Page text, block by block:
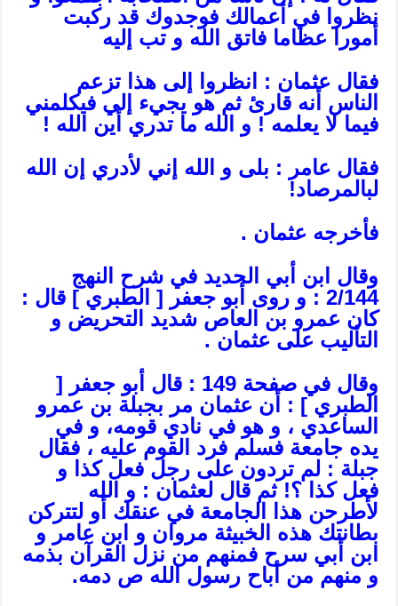
نظروا في أعمالك فوجدوك قد ركبت
أمورا عظاما فاتق الله و تب إليه
فقال عثمان : انظروا إلى هذا تزعم
الناس أنه قارئ ثم هو يجي‏ء إلي فيكلمني
فيما لا يعلمه ! و الله ما تدري أين الله !
فقال عامر : بلى و الله إني لأدري إن الله
لبالمرصاد!
فأخرجه عثمان .
وقال ابن أبي الحديد في شرح النهج
2/144 : و روى أبو جعفر [ الطبري ] قال :
كان عمرو بن العاص شديد التحريض و
التأليب على عثمان .
وقال في صفحة 149 : قال أبو جعفر [
الطبري ] : أن عثمان مر بجبلة بن عمرو
الساعدي ، و هو في نادي قومه، و في
يده جامعة فسلم فرد القوم عليه ، فقال
جبلة : لم تردون على رجل فعل كذا و
فعل كذا ؟! ثم قال لعثمان : و الله
لأطرحن هذا الجامعة في عنقك أو لتتركن
بطانتك هذه الخبيثة مروان و ابن عامر و
ابن أبي سرح فمنهم من نزل القرآن بذمه
و منهم من أباح رسول الله ص دمه.